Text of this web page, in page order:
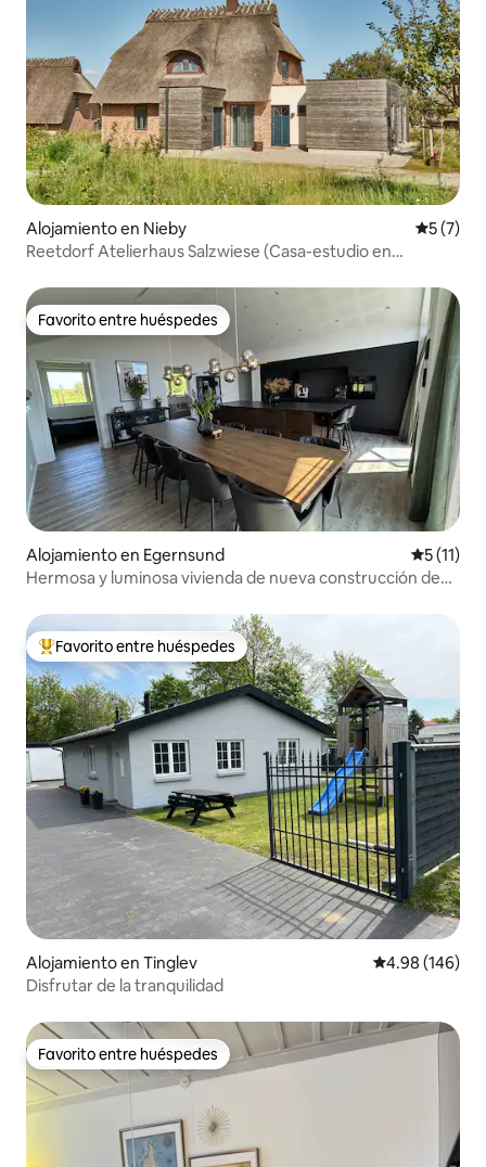
Alojamiento en Nieby
5 (7)
Reetdorf Atelierhaus Salzwiese (Casa-estudio en
Favorito entre huéspedes
Favorito entre huéspedes
Alojamiento en Egernsund
5 (11)
Hermosa y luminosa vivienda de nueva construcción de
Favorito entre huéspedes preferido
Favorito entre huéspedes
Alojamiento en Tinglev Calificación
4.98 (146)
Disfrutar de la tranquilidad
Favorito entre huéspedes
Favorito entre huéspedes